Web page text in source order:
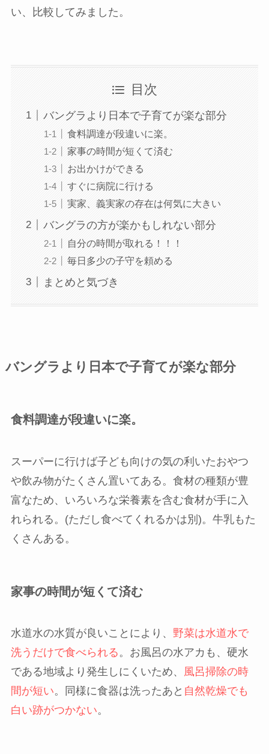
い、比較してみました。
目次
バングラより日本で子育てが楽な部分
食料調達が段違いに楽。
家事の時間が短くて済む
お出かけができる
すぐに病院に行ける
実家、義実家の存在は何気に大きい
バングラの方が楽かもしれない部分
自分の時間が取れる！！！
毎日多少の子守を頼める
まとめと気づき
バングラより日本で子育てが楽な部分
食料調達が段違いに楽。
スーパーに行けば子ども向けの気の利いたおやつ
や飲み物がたくさん置いてある。食材の種類が豊
富なため、いろいろな栄養素を含む食材が手に入
れられる。(ただし食べてくれるかは別)。牛乳もた
くさんある。
家事の時間が短くて済む
水道水の水質が良いことにより、 野菜は水道水で
洗うだけで食べられる 。お風呂の水アカも、硬水
である地域より発生しにくいため、
風呂掃除の時
間が短い。同様に食器は洗ったあと 自然乾燥でも
白い跡がつかない。